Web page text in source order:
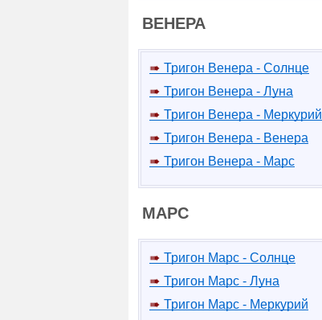
ВЕНЕРА
Тригон Венера - Солнце
Тригон Венера - Луна
Тригон Венера - Меркурий
Тригон Венера - Венера
Тригон Венера - Марс
МАРС
Тригон Марс - Солнце
Тригон Марс - Луна
Тригон Марс - Меркурий